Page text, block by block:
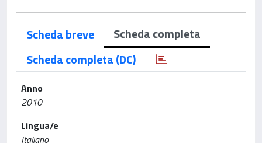
Scheda breve
Scheda completa
Scheda completa (DC)
Anno
2010
Lingua/e
Italiano